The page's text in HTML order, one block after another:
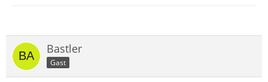
Bastler
Gast